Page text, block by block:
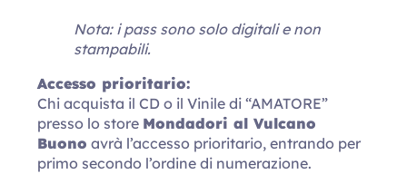
Nota: i pass sono solo digitali e non
stampabili.
Accesso prioritario:
Chi acquista il CD o il Vinile di “AMATORE”
presso lo store Mondadori al Vulcano
Buono avrà l’accesso prioritario, entrando per
primo secondo l’ordine di numerazione.